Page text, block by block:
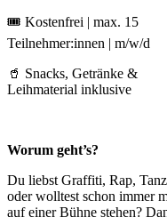
🎟 Kostenfrei | max. 15
Teilnehmer:innen | m/w/d
🥤 Snacks, Getränke &
Leihmaterial inklusive
Worum geht’s?
Du liebst Graffiti, Rap,
oder wolltest schon immer
auf einer Bühne stehen?